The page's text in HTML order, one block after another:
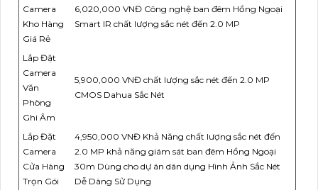
Camera
Kho Hàng
Giá Rẻ
6,020,000 VNĐ Công nghệ ban đêm Hồng Ngoại
Smart IR chất lượng sắc nét đến 2.0 MP
Lắp Đặt
Camera
Văn
Phòng
Ghi Âm
5,900,000 VNĐ chất lượng sắc nét đến 2.0 MP
CMOS Dahua Sắc Nét
Lắp Đặt
Camera
Cửa Hàng
Trọn Gói
4,950,000 VNĐ Khả Năng chất lượng sắc nét đến
2.0 MP khả năng giám sát ban đêm Hồng Ngoại
30m Dùng cho dự án dân dụng Hình Ảnh Sắc Nét
Dễ Dàng Sử Dụng